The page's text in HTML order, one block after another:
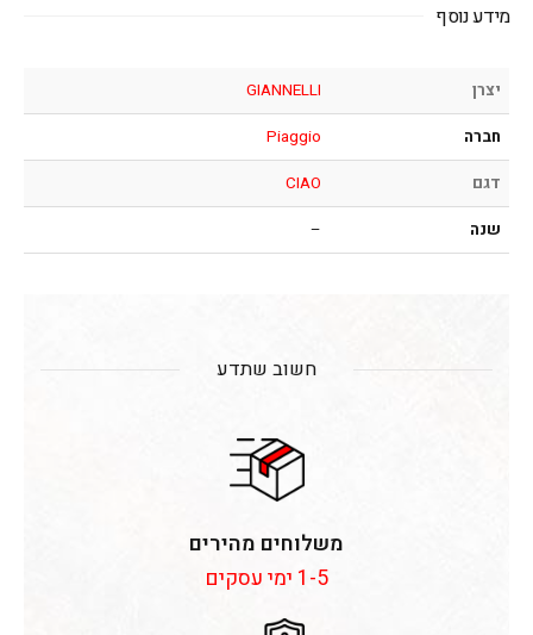
מידע נוסף
יצרן
GIANNELLI
חברה
Piaggio
דגם
CIAO
שנה
–
חשוב שתדע
משלוחים מהירים
1-5 ימי עסקים